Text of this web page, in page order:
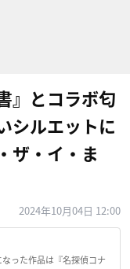
』とコラボ匂
シルエットに
ザ・イ・ま
2024年10月04日 12:00
った作品は『名探偵コナ